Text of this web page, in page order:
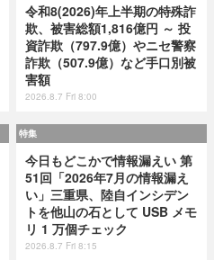
令和8(2026)年上半期の特殊詐
欺、被害総額1,816億円 ～ 投
資詐欺（797.9億）やニセ警察
詐欺（507.9億）など手口別被
害額
2026.8.7 Fri 8:00
特集
今日もどこかで情報漏えい 第
51回「2026年7月の情報漏え
い」三重県、陸自インシデン
トを他山の石として USB メモ
リ 1 万個チェック
2026.8.7 Fri 8:15